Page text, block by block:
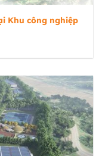
Khu công nghiệp